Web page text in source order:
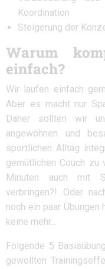
Koordination
Steigerung der
Warum
einfach?
Wir laufen einfach
Aber es macht nur
Daher sollten wir
angewöhnen und
sportlichen Alltag
gemütlichen Couch
Minuten auch mit
verbringen?! Oder
noch ein paar
keine mehr…
Folgende 5
gewollten